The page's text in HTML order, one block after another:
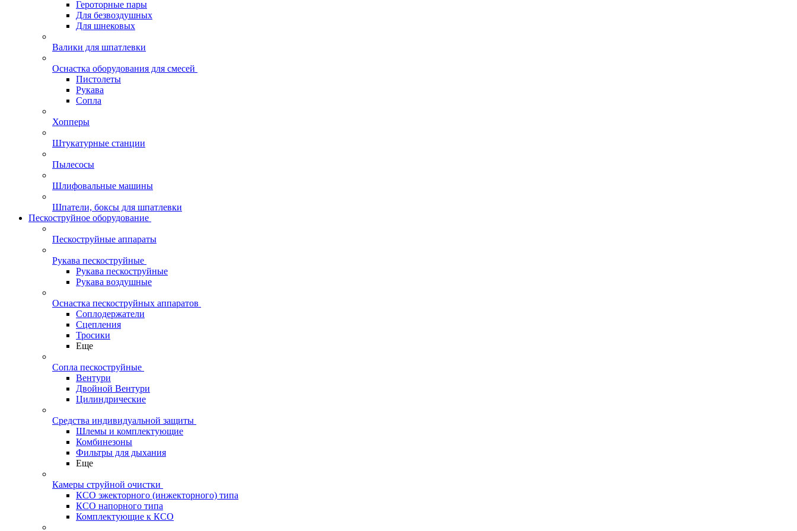
Героторные пары
Для безвоздушных
Для шнековых
Валики для шпатлевки
Оснастка оборудования для смесей
Пистолеты
Рукава
Сопла
Хопперы
Штукатурные станции
Пылесосы
Шлифовальные машины
Шпатели, боксы для шпатлевки
Пескоструйное оборудование
Пескоструйные аппараты
Рукава пескоструйные
Рукава пескоструйные
Рукава воздушные
Оснастка пескоструйных аппаратов
Соплодержатели
Сцепления
Тросики
Еще
Сопла пескоструйные
Вентури
Двойной Вентури
Цилиндрические
Средства индивидуальной защиты
Шлемы и комплектующие
Комбинезоны
Фильтры для дыхания
Еще
Камеры струйной очистки
КСО эжекторного (инжекторного) типа
КСО напорного типа
Комплектующие к КСО